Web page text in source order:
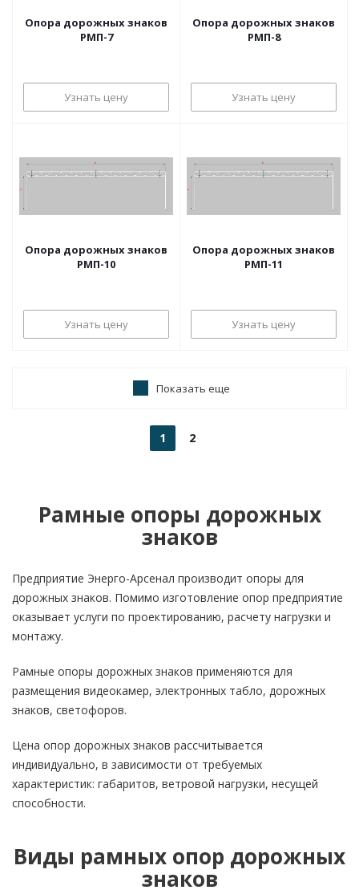
Опора дорожных знаков
РМП-7
Узнать цену
Опора дорожных знаков
РМП-8
Узнать цену
Опора дорожных знаков
РМП-10
Узнать цену
Опора дорожных знаков
РМП-11
Узнать цену
Показать еще
1 2
Рамные опоры дорожных
знаков
Предприятие Энерго-Арсенал производит опоры для
дорожных знаков. Помимо изготовление опор предприятие
оказывает услуги по проектированию, расчету нагрузки и
монтажу.
Рамные опоры дорожных знаков применяются для
размещения видеокамер, электронных табло, дорожных
знаков, светофоров.
Цена опор дорожных знаков рассчитывается
индивидуально, в зависимости от требуемых
характеристик: габаритов, ветровой нагрузки, несущей
способности.
Виды рамных опор дорожных
знаков